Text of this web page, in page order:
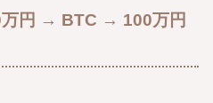
円 → BTC → 100万円